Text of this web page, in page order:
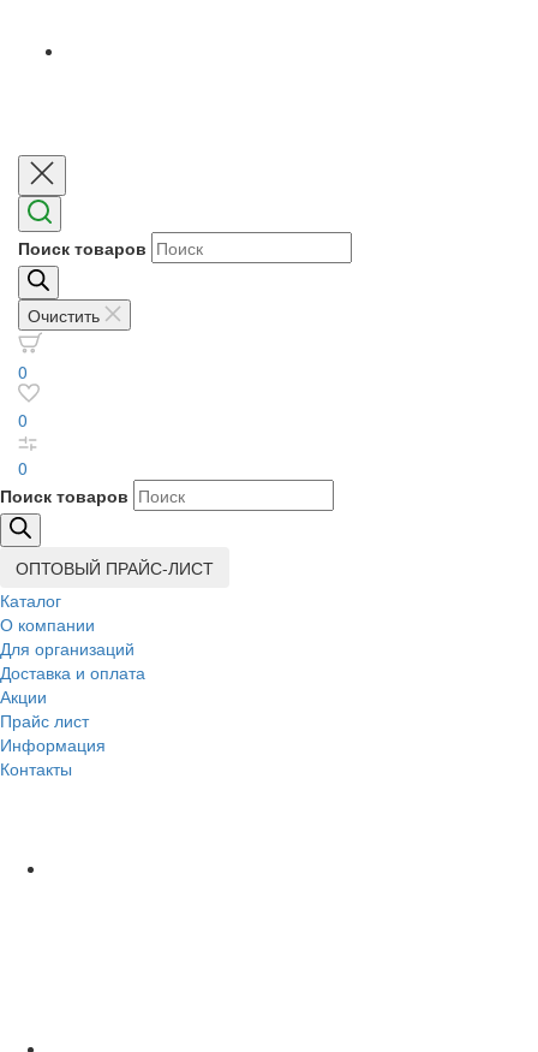
Поиск товаров
Очистить
0
0
0
Поиск товаров
ОПТОВЫЙ ПРАЙС-ЛИСТ
Каталог
О компании
Для организаций
Доставка и оплата
Акции
Прайс лист
Информация
Контакты